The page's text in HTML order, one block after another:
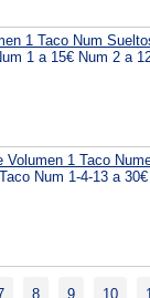
1 Taco Num
1 a 15€ Num 2 a
1 Taco
Num 1-4-13 a
8 9 10